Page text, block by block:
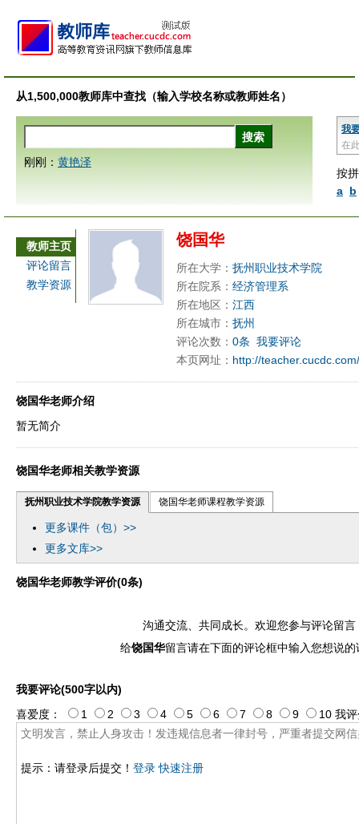
从1,500,000教师库中查找（输入学校名称或教师姓名）
我
在
按
a b
刚刚： 黄艳泽
教师主页
评论留言
教学资源
饶国华
所在大学： 抚州职业技术学院
所在院系： 经济管理系
所在地区： 江西
所在城市： 抚州
评论次数： 0条 我要评论
本页网址： http://
饶国华老师介绍
暂无简介
饶国华老师相关教学资源
抚州职业技术学院教学资源 饶国华老师课程教学资源
更多课件（包）>>
更多文库>>
饶国华老师教学评价(0条)
沟通交流、共同成长。欢迎您参与评论留言
给饶国华留言请在下面的评论框中输入您想说的
我要评论(500字以内)
提示：请登录后提交！ 登录 快速注册
喜爱度： 1 2 3 4 5 6 7 8 9 10 我评